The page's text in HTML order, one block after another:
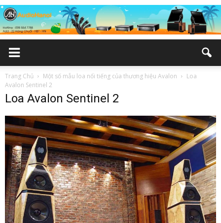
Trang Chủ Một số mẫu loa nổi tiếng của thương hiệu Avalon
Loa
Avalon Sentinel 2
Loa Avalon Sentinel 2